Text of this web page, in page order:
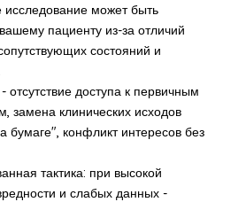
исследование может быть
пациенту из-за отличий
состояний и
отсутствие доступа к первичным
клинических исходов
бумаге", конфликт интересов без
тактика: при высокой
и слабых данных -